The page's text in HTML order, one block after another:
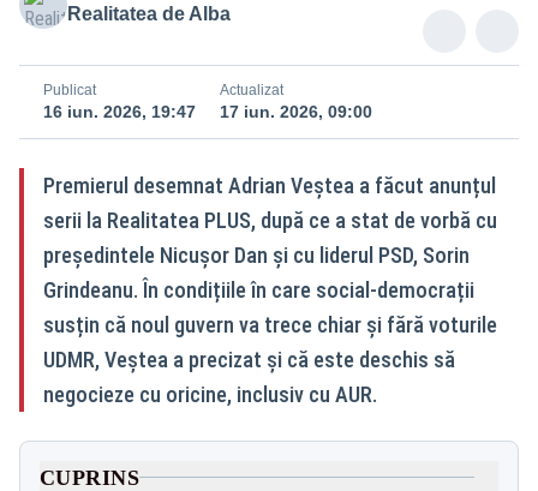
Realitatea de Alba
Publicat
16 iun. 2026, 19:47
Actualizat
17 iun. 2026, 09:00
Premierul desemnat Adrian Veștea a făcut anunțul
serii la Realitatea PLUS, după ce a stat de vorbă cu
președintele Nicușor Dan și cu liderul PSD, Sorin
Grindeanu. În condițiile în care social-democrații
susțin că noul guvern va trece chiar și fără voturile
UDMR, Veștea a precizat și că este deschis să
negocieze cu oricine, inclusiv cu AUR.
CUPRINS